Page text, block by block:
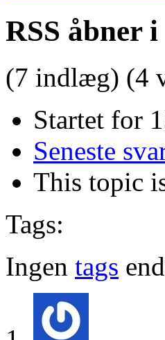
RSS åbner
(7 indlæg) (4
Startet for
Seneste
This topic
Tags:
Ingen tags